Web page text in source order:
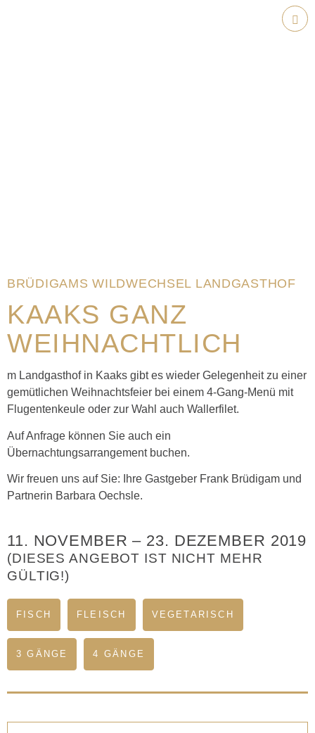
BRÜDIGAMS WILDWECHSEL LANDGASTHOF
KAAKS GANZ
WEIHNACHTLICH
m Landgasthof in Kaaks gibt es wieder Gelegenheit zu einer
gemütlichen Weihnachtsfeier bei einem 4-Gang-Menü mit
Flugentenkeule oder zur Wahl auch Wallerfilet.
Auf Anfrage können Sie auch ein
Übernachtungsarrangement buchen.
Wir freuen uns auf Sie: Ihre Gastgeber Frank Brüdigam und
Partnerin Barbara Oechsle.
11. NOVEMBER – 23. DEZEMBER 2019
(DIESES ANGEBOT IST NICHT MEHR
GÜLTIG!)
FISCH FLEISCH VEGETARISCH
3 GÄNGE 4 GÄNGE